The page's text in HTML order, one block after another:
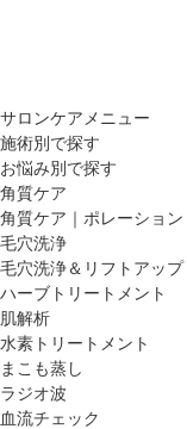
サロンケアメニュー
施術別で探す
お悩み別で探す
角質ケア
角質ケア｜ポレーション
毛穴洗浄
毛穴洗浄＆リフトアップ
ハーブトリートメント
肌解析
水素トリートメント
まこも蒸し
ラジオ波
血流チェック